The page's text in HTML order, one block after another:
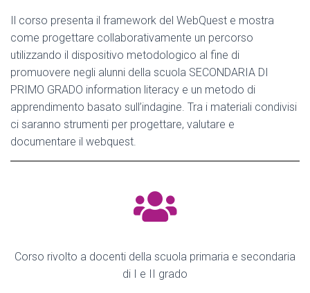
Il corso presenta il framework del WebQuest e mostra
come progettare collaborativamente un percorso
utilizzando il dispositivo metodologico al fine di
promuovere negli alunni della scuola SECONDARIA DI
PRIMO GRADO information literacy e un metodo di
apprendimento basato sull’indagine. Tra i materiali condivisi
ci saranno strumenti per progettare, valutare e
documentare il webquest.
Corso rivolto a docenti della scuola primaria e secondaria
di I e II grado